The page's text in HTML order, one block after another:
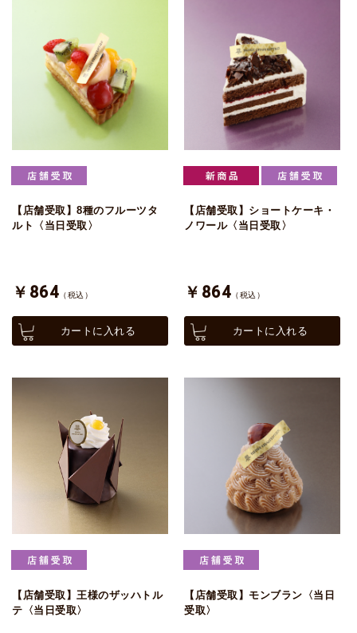
【店舗受取】8種のフルーツタ
ルト〈当日受取〉
￥864 （税込）
カートに入れる
【店舗受取】ショートケーキ・
ノワール〈当日受取〉
￥864 （税込）
カートに入れる
【店舗受取】王様のザッハトル
テ〈当日受取〉
【店舗受取】モンブラン〈当日
受取〉